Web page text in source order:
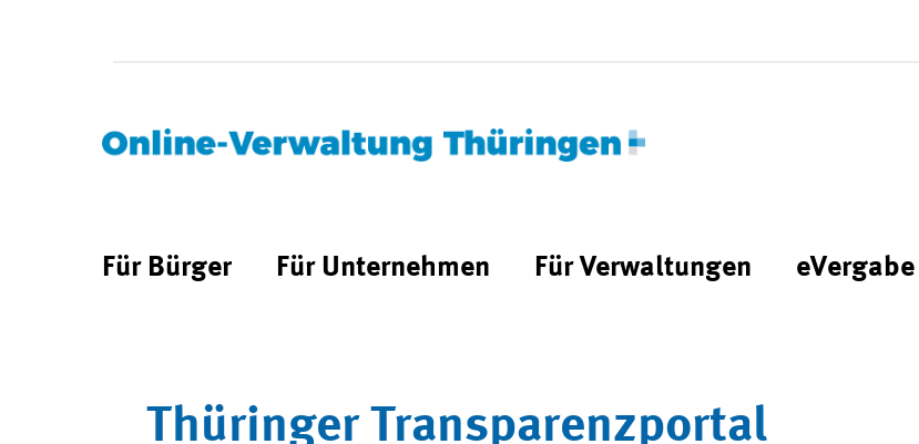
Für Bürger Für Unternehmen Für Verwaltungen eVergabe
Thüringer Transparenzportal